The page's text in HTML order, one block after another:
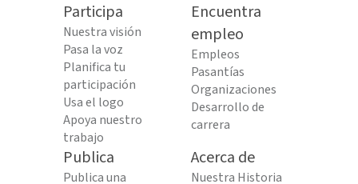
Participa
Nuestra visión
Pasa la voz
Planifica tu
participación
Usa el logo
Apoya nuestro
trabajo
Encuentra
empleo
Empleos
Pasantías
Organizaciones
Desarrollo de
carrera
Publica
Publica una
Acerca de
Nuestra Historia